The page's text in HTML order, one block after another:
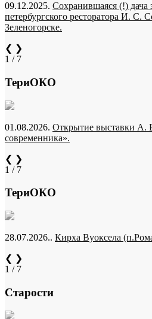
09.12.2025. Сохранившаяся (!) дача
петербургского ресторатора И. С.
Зеленогорске.
❮ ❯
1 / 7
ТериОКО
01.08.2026. Открытие выставки А.
современника».
❮ ❯
1 / 7
ТериОКО
28.07.2026.. Кирха Вуоксела
❮ ❯
1 / 7
Старости